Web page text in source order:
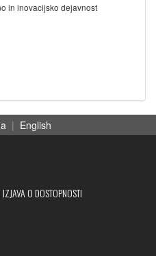
in inovacijsko dejavnost
| English
IZJAVA O DOSTOPNOSTI